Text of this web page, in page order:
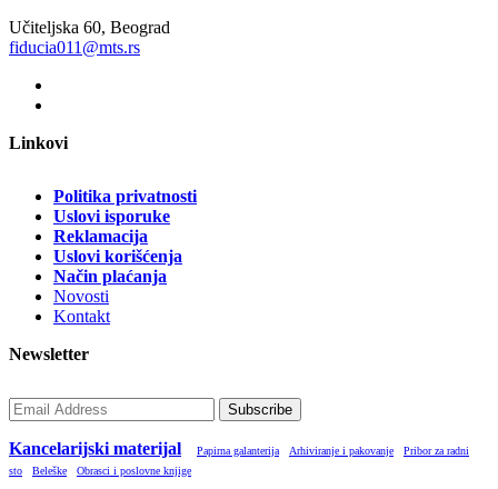
Učiteljska 60, Beograd
fiducia011@mts.rs
Linkovi
Politika privatnosti
Uslovi isporuke
Reklamacija
Uslovi korišćenja
Način plaćanja
Novosti
Kontakt
Newsletter
Subscribe
Kancelarijski materijal Papirna galanterija Arhiviranje i pakovanje
Pribor za radni
sto
Beleške Obrasci i poslovne knjige